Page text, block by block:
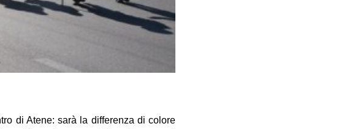
di Atene: sarà la differenza di colore